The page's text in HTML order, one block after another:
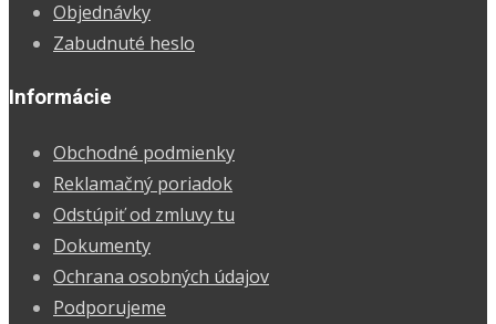
Objednávky
Zabudnuté heslo
Informácie
Obchodné podmienky
Reklamačný poriadok
Odstúpiť od zmluvy tu
Dokumenty
Ochrana osobných údajov
Podporujeme